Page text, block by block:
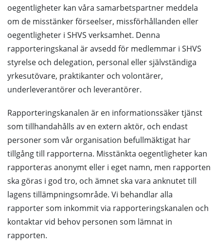
oegentligheter kan våra samarbetspartner meddela
om de misstänker förseelser, missförhållanden eller
oegentligheter i SHVS verksamhet. Denna
rapporteringskanal är avsedd för medlemmar i SHVS
styrelse och delegation, personal eller självständiga
yrkesutövare, praktikanter och volontärer,
underleverantörer och leverantörer.
Rapporteringskanalen är en informationssäker tjänst
som tillhandahålls av en extern aktör, och endast
personer som vår organisation befullmäktigat har
tillgång till rapporterna. Misstänkta oegentligheter kan
rapporteras anonymt eller i eget namn, men rapporten
ska göras i god tro, och ämnet ska vara anknutet till
lagens tillämpningsområde. Vi behandlar alla
rapporter som inkommit via rapporteringskanalen och
kontaktar vid behov personen som lämnat in
rapporten.